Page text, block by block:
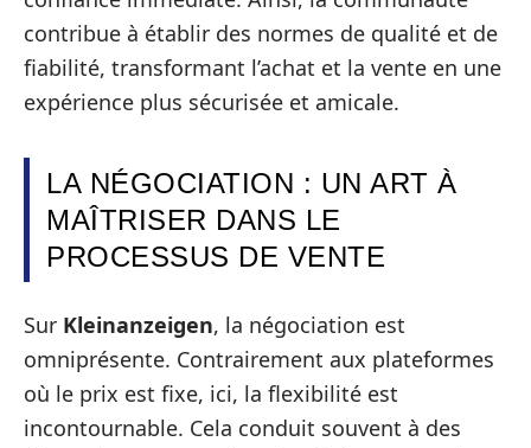
contribue à établir des normes de qualité et de
fiabilité, transformant l’achat et la vente en une
expérience plus sécurisée et amicale.
LA NÉGOCIATION : UN ART À
MAÎTRISER DANS LE
PROCESSUS DE VENTE
Sur Kleinanzeigen, la négociation est
omniprésente. Contrairement aux plateformes
où le prix est fixe, ici, la flexibilité est
incontournable. Cela conduit souvent à des